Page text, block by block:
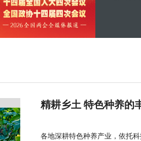
精耕乡土 特色种养的
各地深耕特色种养产业，依托